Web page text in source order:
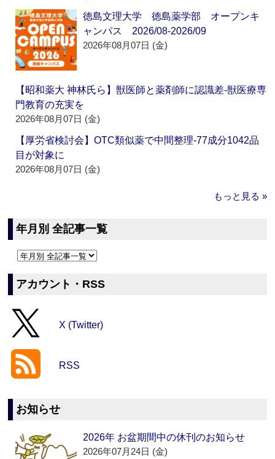
徳島文理大学 徳島薬学部 オープンキ
ャンパス 2026/08-2026/09
2026年08月07日 (金)
【昭和薬大 神林氏ら】獣医師と薬剤師に認識差‐獣医療専
門教育の充実を
2026年08月07日 (金)
【厚労省検討会】OTC類似薬で中間整理‐77成分1042品
目が対象に
2026年08月07日 (金)
もっと見る »
年月別 全記事一覧
アカウント・RSS
X (Twitter)
RSS
お知らせ
2026年 お盆期間中の休刊のお知らせ
2026年07月24日 (金)